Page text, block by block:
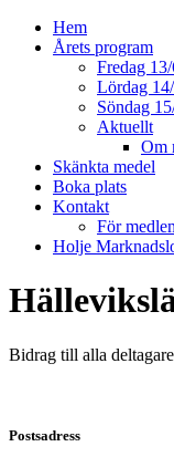
Hem
Årets program
Fredag
Lördag
Söndag
Aktuellt
Om
Skänkta medel
Boka plats
Kontakt
För
Holje
Bidrag till alla
Postsadress